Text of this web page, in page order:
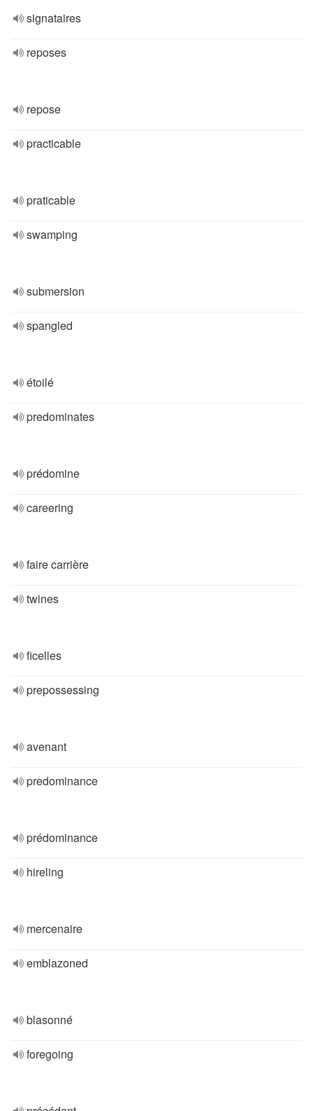
signataires
reposes
repose
practicable
praticable
swamping
submersion
spangled
étoilé
predominates
prédomine
careering
faire carrière
twines
ficelles
prepossessing
avenant
predominance
prédominance
hireling
mercenaire
emblazoned
blasonné
foregoing